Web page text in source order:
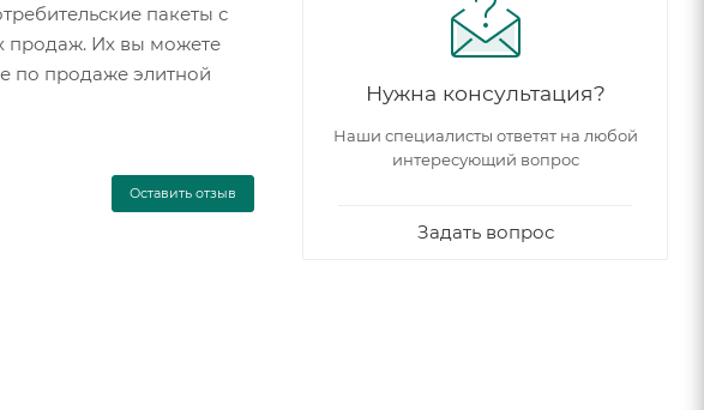
пакеты с
продаж. Их вы можете
по продаже элитной
Оставить отзыв
Нужна консультация?
Наши специалисты ответят на любой
интересующий вопрос
Задать вопрос